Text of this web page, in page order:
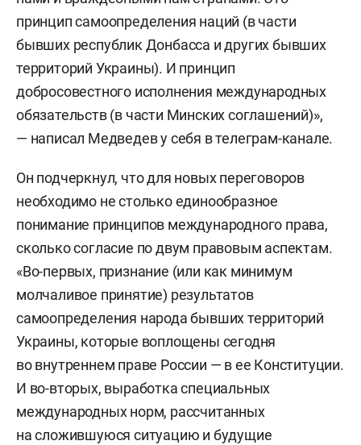
принцип самоопределения наций (в части
бывших республик Донбасса и других бывших
территорий Украины). И принцип
добросовестного исполнения международных
обязательств (в части Минских соглашений)»,
— написал Медведев у себя в телеграм-канале.
Он подчеркнул, что для новых переговоров
необходимо не столько единообразное
понимание принципов международного права,
сколько согласие по двум правовым аспектам.
«Во-первых, признание (или как минимум
молчаливое принятие) результатов
самоопределения народа бывших территорий
Украины, которые воплощены сегодня
во внутреннем праве России — в ее Конституции.
И во-вторых, выработка специальных
международных норм, рассчитанных
на сложившуюся ситуацию и будущие